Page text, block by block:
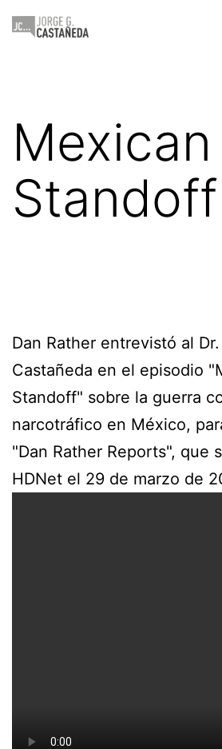
Saltar
Jorge
Mexican
Standoff
Dan Rather entrevistó al
Castañeda en el episodio
Standoff" sobre la guerra
narcotráfico en México,
"Dan Rather Reports", que
HDNet el 29 de marzo de